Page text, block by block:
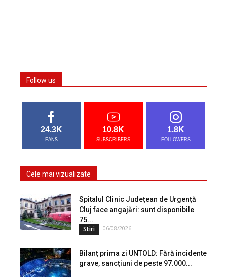
Follow us
24.3K
FANS
10.8K
SUBSCRIBERS
1.8K
FOLLOWERS
Cele mai vizualizate
Spitalul Clinic Județean de Urgență
Cluj face angajări: sunt disponibile
75...
Stiri 06/08/2026
Bilanț prima zi UNTOLD: Fără incidente
grave, sancțiuni de peste 97.000...